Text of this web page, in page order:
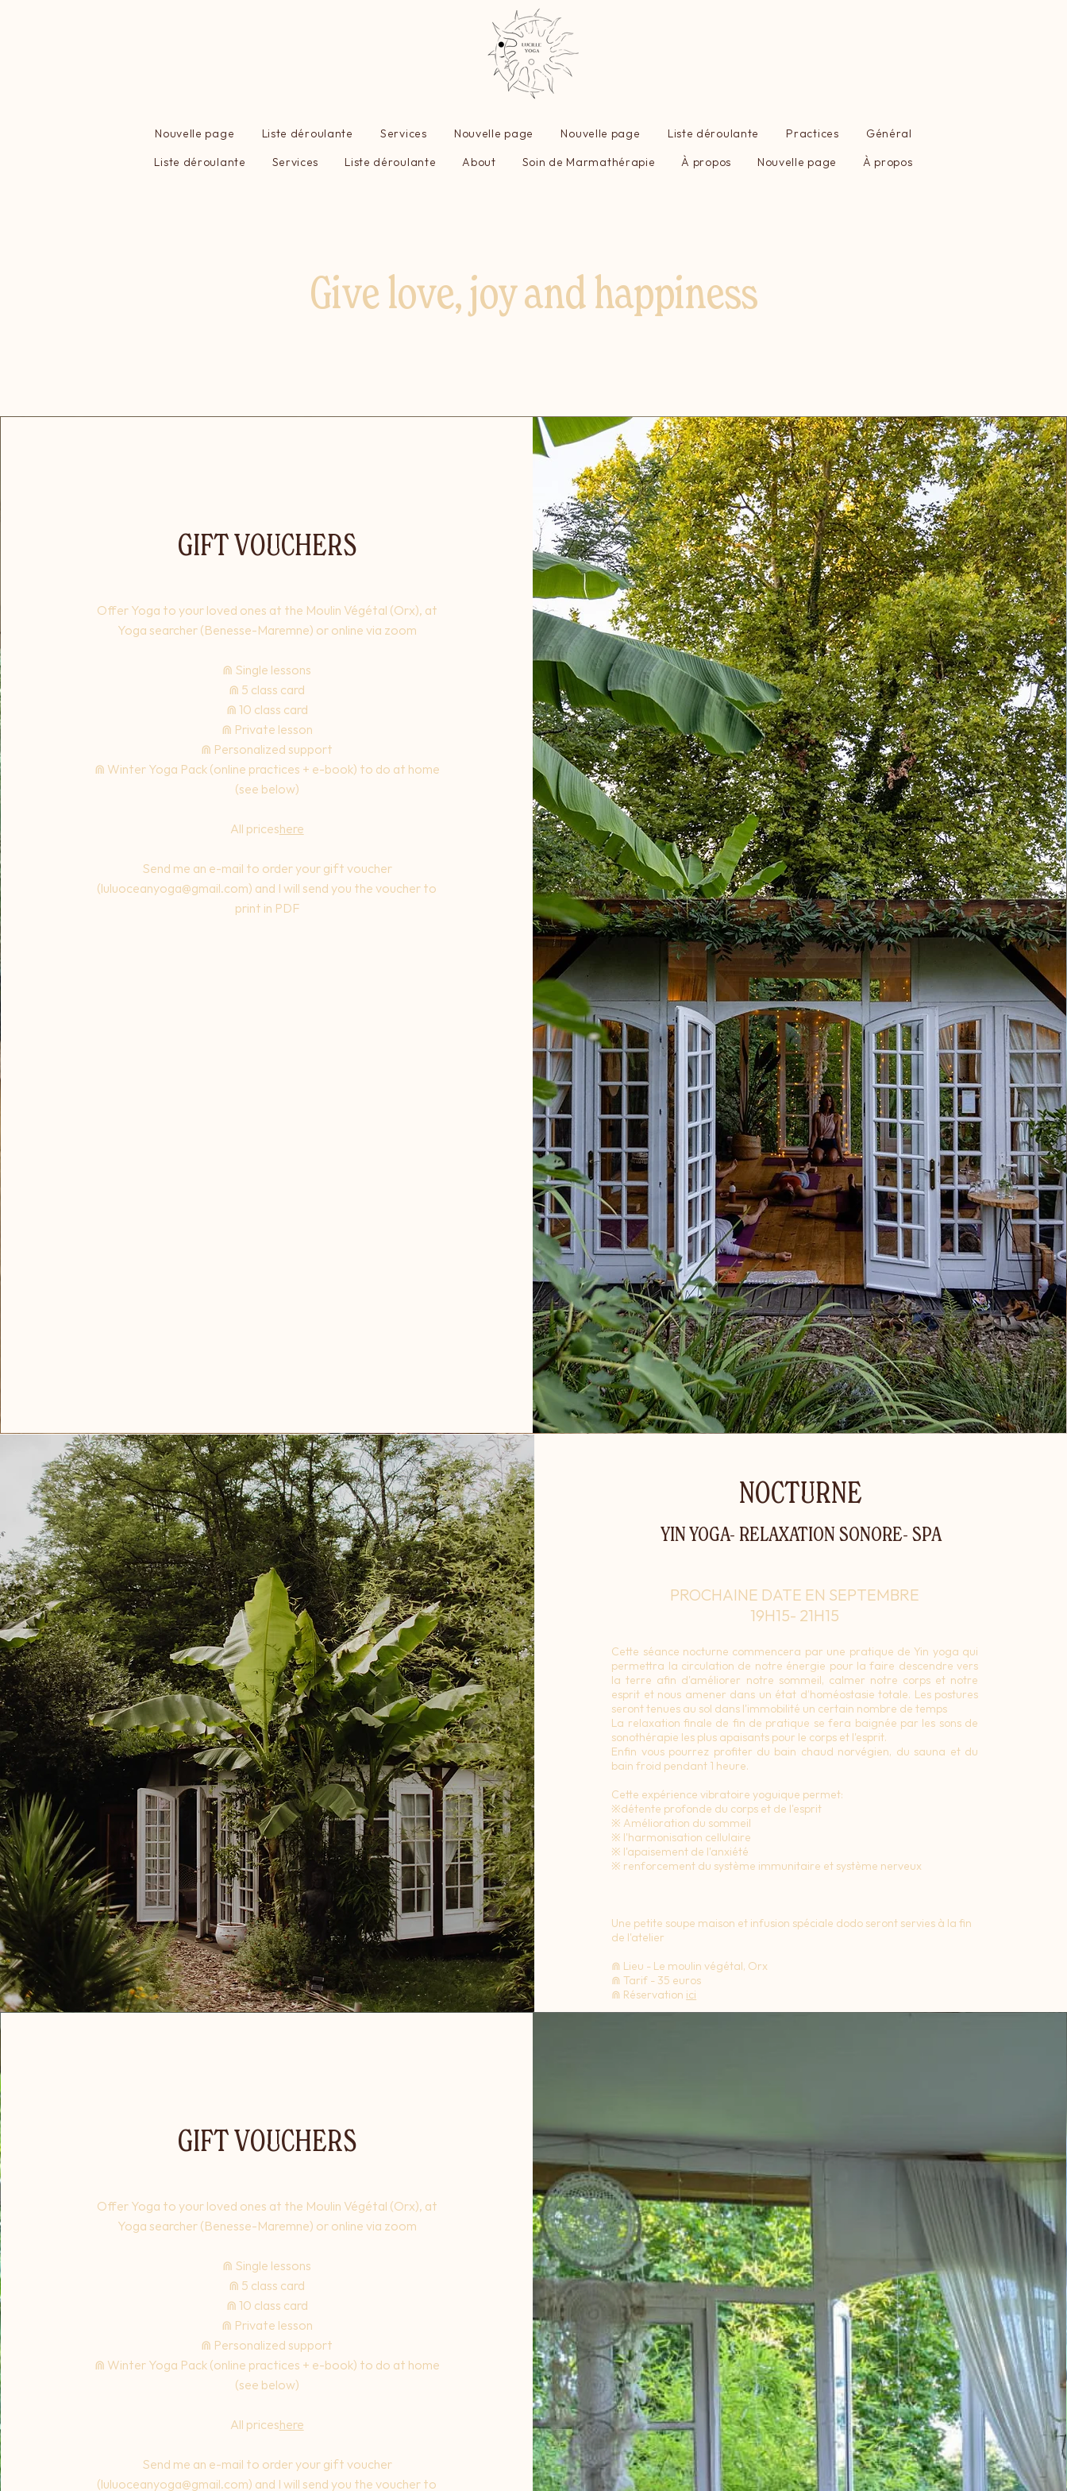
Nouvelle page Liste déroulante Services Nouvelle page Nouvelle page Liste déroulante Practices
Général
Liste déroulante
Services Liste déroulante About Soin de Marmathérapie À propos Nouvelle page À propos
Give love, joy and happiness
GIFT VOUCHERS
Offer Yoga to your loved ones at the Moulin Végétal (Orx), at
Yoga searcher (Benesse-Maremne) or online via zoom
⋒ Single lessons
⋒ 5 class card
⋒ 10 class card
⋒ Private lesson
⋒ Personalized support
⋒ Winter Yoga Pack (online practices + e-book) to do at home
(see below)
All priceshere
Send me an e-mail to order your gift voucher
(luluoceanyoga@gmail.com) and I will send you the voucher to
print in PDF
NOCTURNE
YIN YOGA- RELAXATION SONORE- SPA
PROCHAINE DATE EN SEPTEMBRE
19H15- 21H15
Cette séance nocturne commencera par une pratique de Yin yoga qui
permettra la circulation de notre énergie pour la faire descendre vers
la terre afin d'améliorer notre sommeil, calmer notre corps et notre
esprit et nous amener dans un état d’homéostasie totale. Les postures
seront tenues au sol dans l'immobilité un certain nombre de temps
La relaxation finale de fin de pratique se fera baignée par les sons de
sonothérapie les plus apaisants pour le corps et l'esprit.
Enfin vous pourrez profiter du bain chaud norvégien, du sauna et du
bain froid pendant 1 heure.
Cette expérience vibratoire yoguique permet:
※détente profonde du corps et de l'esprit
※ Amélioration du sommeil
※ l'harmonisation cellulaire
※ l'apaisement de l'anxiété
※ renforcement du système immunitaire et système nerveux
Une petite soupe maison et infusion spéciale dodo seront servies à la fin
de l'atelier
⋒ Lieu - Le moulin végétal, Orx
⋒ Tarif - 35 euros
⋒ Réservation ici
GIFT VOUCHERS
Offer Yoga to your loved ones at the Moulin Végétal (Orx), at
Yoga searcher (Benesse-Maremne) or online via zoom
⋒ Single lessons
⋒ 5 class card
⋒ 10 class card
⋒ Private lesson
⋒ Personalized support
⋒ Winter Yoga Pack (online practices + e-book) to do at home
(see below)
All priceshere
Send me an e-mail to order your gift voucher
(luluoceanyoga@gmail.com) and I will send you the voucher to